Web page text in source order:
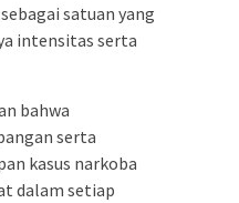
satuan yang
intensitas serta
bahwa
serta
kasus narkoba
dalam setiap